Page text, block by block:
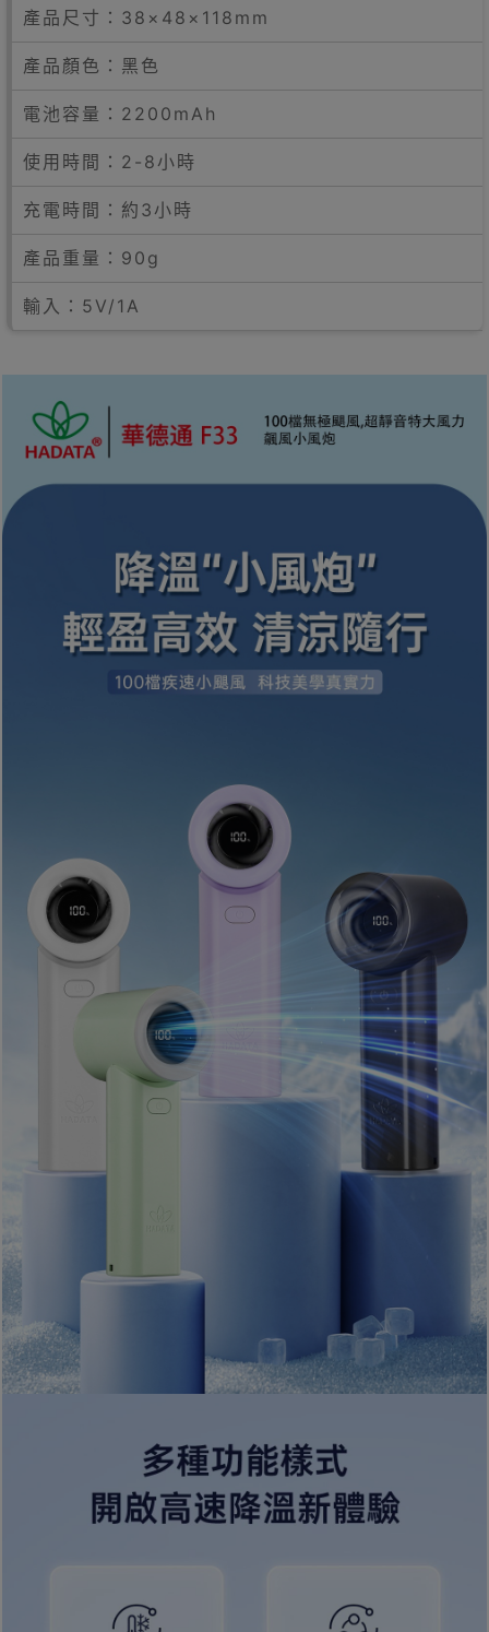
產品尺寸：38×48×118mm
產品顏色：黑色
電池容量：2200mAh
使用時間：2-8小時
充電時間：約3小時
產品重量：90g
輸入：5V/1A